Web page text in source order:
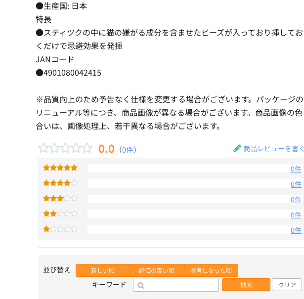
●生産国: 日本
特長
●スティツクの中に猫の嫌がる成分を含ませたビーズが入っており挿してお
くだけで忌避効果を発揮
JANコード
●4901080042415
※品質向上のため予告なく仕様を変更する場合がございます。パッケージの
リニューアル等につき、商品画像が異なる場合がございます。商品画像の色
合いは、画像処理上、若干異なる場合がございます。
0.0 （0件） 商品レビューを書く
0件
0件
0件
0件
0件
並び替え 新しい順 評価の高い順 参考になった順
キーワード 検索 クリア